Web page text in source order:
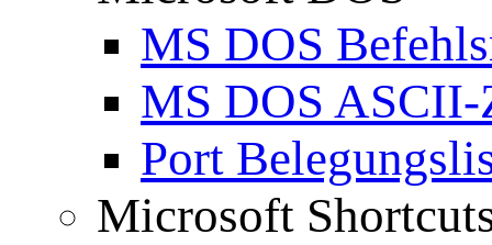
MS DOS
MS DOS ASCII-
Port
Microsoft